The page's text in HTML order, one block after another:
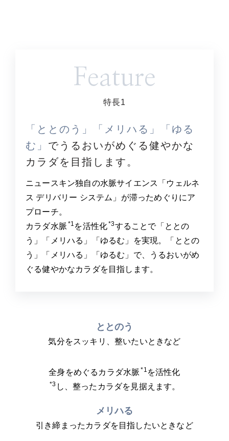
Feature
特長1
「ととのう」「メリハる」「ゆる
む」 でうるおいがめぐる健やかな
カラダを目指します。
ニュースキン独自の水脈サイエンス「ウェルネ
ス デリバリー システム」が滞っためぐりにア
プローチ。
カラダ水脈 *1 を活性化*3することで「ととの
う」「メリハる」「ゆるむ」を実現。「ととの
う」「メリハる」「ゆるむ」で、うるおいがめ
ぐる健やかなカラダを目指します。
ととのう
気分をスッキリ、整いたいときなど
全身をめぐるカラダ水脈 *1 を活性化
*3 し、整ったカラダを見据えます。
メリハる
引き締まったカラダを目指したいときなど